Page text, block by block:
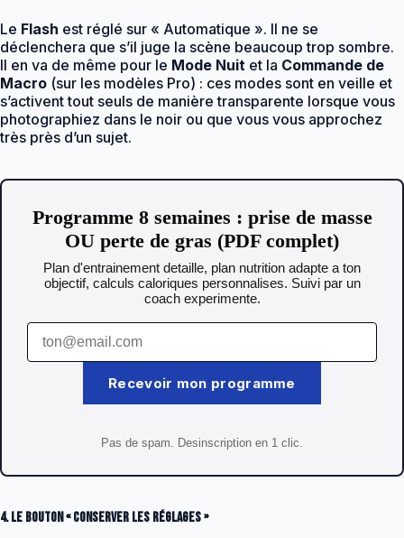
Le Flash est réglé sur « Automatique ». Il ne se
déclenchera que s’il juge la scène beaucoup trop sombre.
Il en va de même pour le Mode Nuit et la Commande de
Macro (sur les modèles Pro) : ces modes sont en veille et
s’activent tout seuls de manière transparente lorsque vous
photographiez dans le noir ou que vous vous approchez
très près d’un sujet.
Programme 8 semaines : prise de masse
OU perte de gras (PDF complet)
Plan d'entrainement detaille, plan nutrition adapte a ton
objectif, calculs caloriques personnalises. Suivi par un
coach experimente.
Recevoir mon programme
Pas de spam. Desinscription en 1 clic.
4. Le bouton « Conserver les réglages »